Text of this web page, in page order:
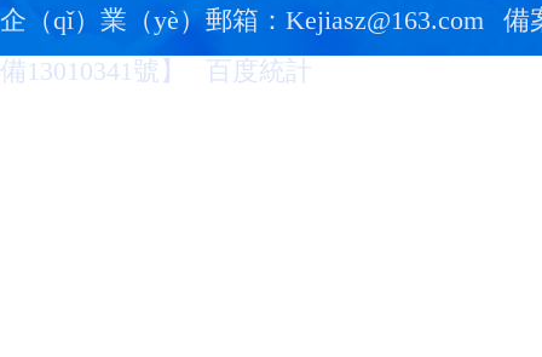
企（qǐ）業（yè）郵箱：Kejiasz@163.com
備
備13010341號 】 百度統計